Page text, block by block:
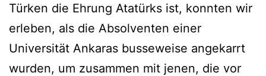
Türken die Ehrung Atatürks ist, konnten wir
erleben, als die Absolventen einer
Universität Ankaras busseweise angekarrt
wurden, um zusammen mit jenen, die vor